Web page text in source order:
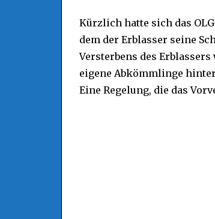
Kürzlich hatte sich das
dem der Erblasser seine
Versterbens des
eigene Abkömmlinge
Eine Regelung, die das